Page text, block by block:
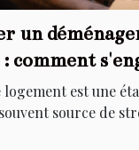
un
comment
est une
source de